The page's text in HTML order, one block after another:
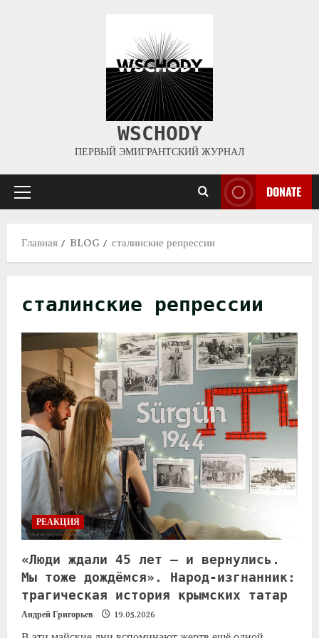
WSCHODY
ПЕРВЫЙ ЭМИГРАНТСКИЙ ЖУРНАЛ
DONATE
Главная BLOG сталинские репрессии
сталинские репрессии
РЕАКЦИЯ
«Люди ждали 45 лет — и вернулись.
Мы тоже дождёмся». Народ-изгнанник:
трагическая история крымских татар
Андрей Григорьев 19.05.2026